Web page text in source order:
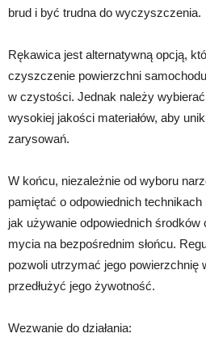
brud i być trudna do wyczyszczenia.
Rękawica jest alternatywną opcją,
czyszczenie powierzchni
w czystości. Jednak należy
wysokiej jakości materiałów, aby
zarysowań.
W końcu, niezależnie od wyboru
pamiętać o odpowiednich
jak używanie odpowiednich
mycia na bezpośrednim słońcu.
pozwoli utrzymać jego powierzchnię
przedłużyć jego żywotność.
Wezwanie do działania: